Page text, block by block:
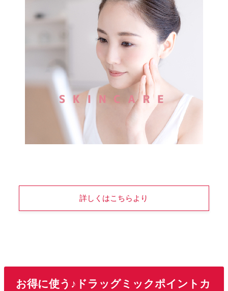
詳しくはこちらより
お得に使う♪ドラッグミックポイントカ